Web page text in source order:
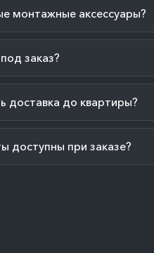
монтажные аксессуары?
заказ?
доставка до квартиры?
доступны при заказе?